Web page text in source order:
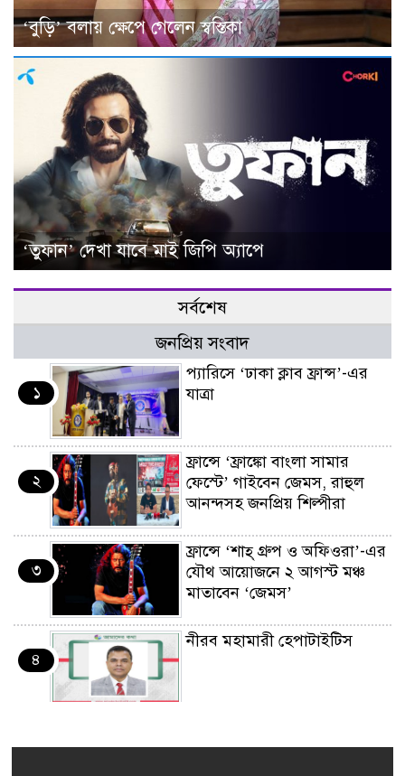
‘বুড়ি’ বলায় ক্ষেপে গেলেন স্বস্তিকা
‘তুফান’ দেখা যাবে মাই জিপি অ্যাপে
সর্বশেষ
জনপ্রিয় সংবাদ
১
প্যারিসে ‘ঢাকা ক্লাব ফ্রান্স’-এর
যাত্রা
২
ফ্রান্সে ‘ফ্রাঙ্কো বাংলা সামার
ফেস্টে’ গাইবেন জেমস, রাহুল
আনন্দসহ জনপ্রিয় শিল্পীরা
৩
ফ্রান্সে ‘শাহ্ গ্রুপ ও অফিওরা’-এর
যৌথ আয়োজনে ২ আগস্ট মঞ্চ
মাতাবেন ‘জেমস’
৪
নীরব মহামারী হেপাটাইটিস
৫
এর সম্পূর্ণ বিনামূল্যের সুশি